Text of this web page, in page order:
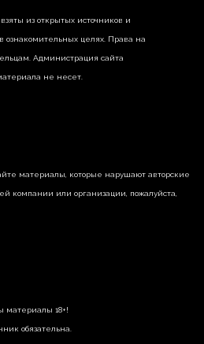
из открытых источников и
ознакомительных целях. Права на
Администрация сайта
не несет.
материалы, которые нарушают авторские
компании или организации, пожалуйста,
материалы 18+!
обязательна.